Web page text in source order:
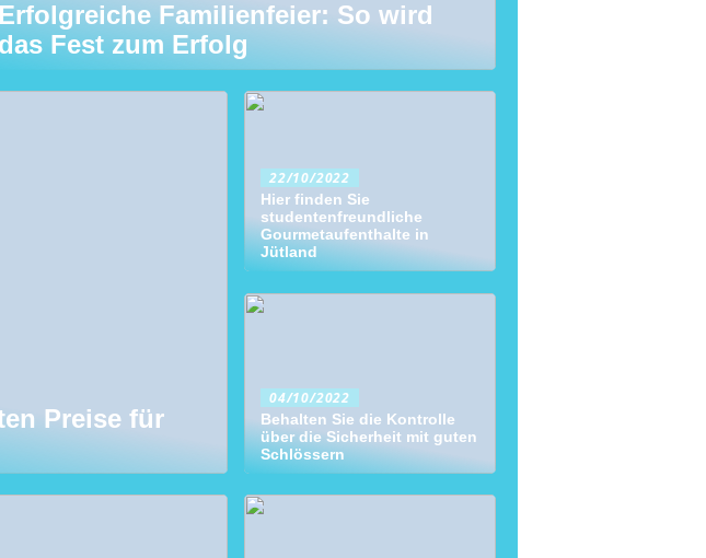
Erfolgreiche Familienfeier: So wird
das Fest zum Erfolg
Preise für
22/10/2022
Hier finden Sie
studentenfreundliche
Gourmetaufenthalte in
Jütland
04/10/2022
Behalten Sie die Kontrolle
über die Sicherheit mit guten
Schlössern